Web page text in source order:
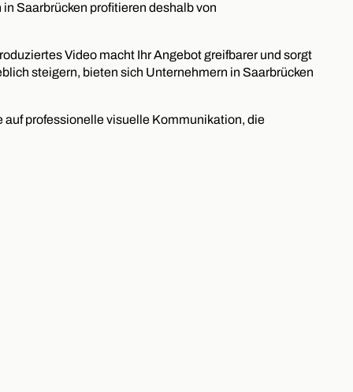
Saarbrücken profitieren deshalb von
Video macht Ihr Angebot greifbarer und sorgt
steigern, bieten sich Unternehmern in Saarbrücken
auf professionelle visuelle Kommunikation, die